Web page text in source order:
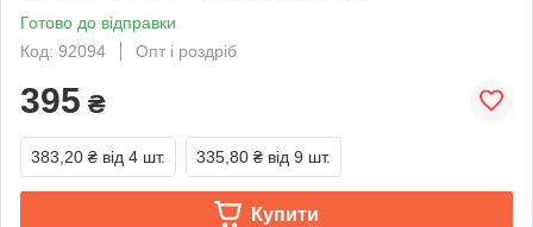
Готово до відправки
Код: 92094
Опт і роздріб
395 ₴
383,20 ₴ від 4 шт. 335,80 ₴ від 9 шт.
Купити